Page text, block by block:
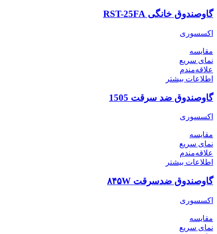
گاوصندوق خانگی RST-25FA
اکسسوری
مقایسه
نمای سریع
علاقه‌مندم
اطلاعات بیشتر
گاوصندوق ضد سرقت 1505
اکسسوری
مقایسه
نمای سریع
علاقه‌مندم
اطلاعات بیشتر
گاوصندوق ضدسرقت ۸۴۵W
اکسسوری
مقایسه
نمای سریع